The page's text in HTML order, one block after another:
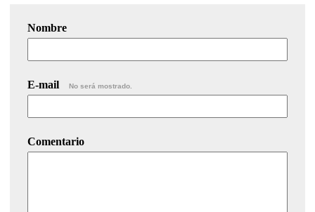
Nombre
E-mail No será mostrado.
Comentario